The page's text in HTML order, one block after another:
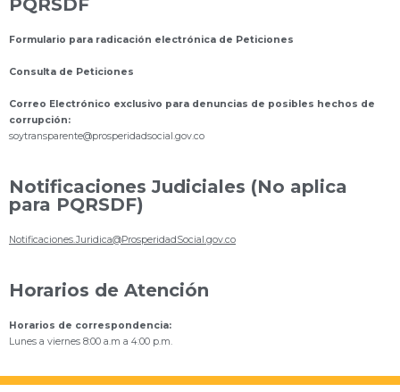
PQRSDF
Formulario para radicación electrónica de Peticiones
Consulta de Peticiones
Correo Electrónico exclusivo para denuncias de posibles hechos de
corrupción:
soytransparente@prosperidadsocial.gov.co
Notificaciones Judiciales (No aplica
para PQRSDF)
Notificaciones.Juridica@ProsperidadSocial.gov.co
Horarios de Atención
Horarios de correspondencia:
Lunes a viernes 8:00 a.m a 4:00 p.m.